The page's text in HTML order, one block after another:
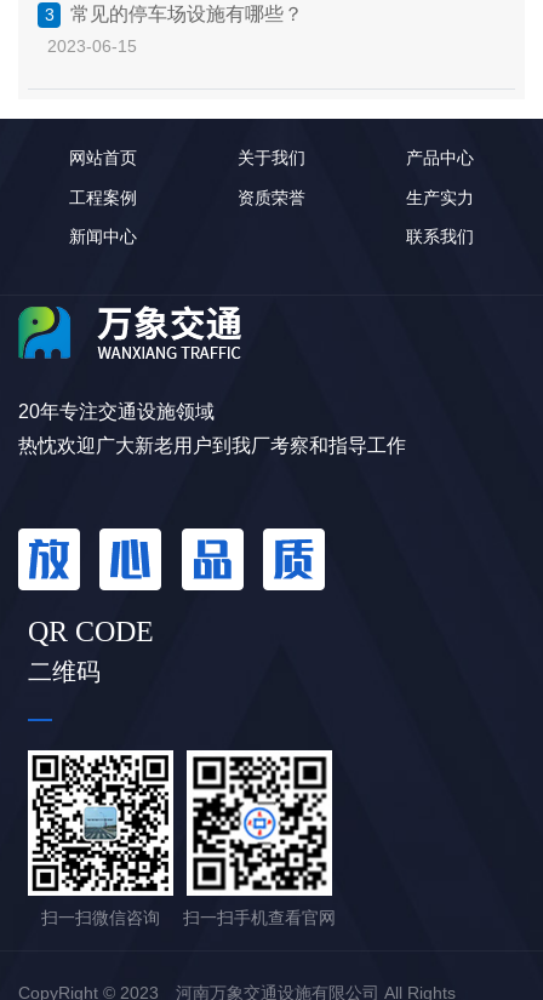
3 常见的停车场设施有哪些？
2023-06-15
网站首页 关于我们 产品中心
工程案例 资质荣誉 生产实力
新闻中心 联系我们
20年专注交通设施领域
热忱欢迎广大新老用户到我厂考察和指导工作
QR CODE
二维码
扫一扫微信咨询 扫一扫手机查看官网
CopyRight © 2023 河南万象交通设施有限公司 All Rights